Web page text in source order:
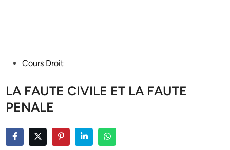
PostedCours Droit
LA FAUTE CIVILE ET LA FAUTE
PENALE